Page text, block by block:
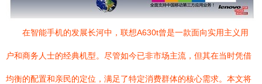
在智能手机的发展长河中，联想A630t曾是一款面向实用主义用
户和商务人士的经典机型。尽管如今已非市场主流，但其在当时凭借
均衡的配置和亲民的定位，满足了特定消费群体的核心需求。本文将